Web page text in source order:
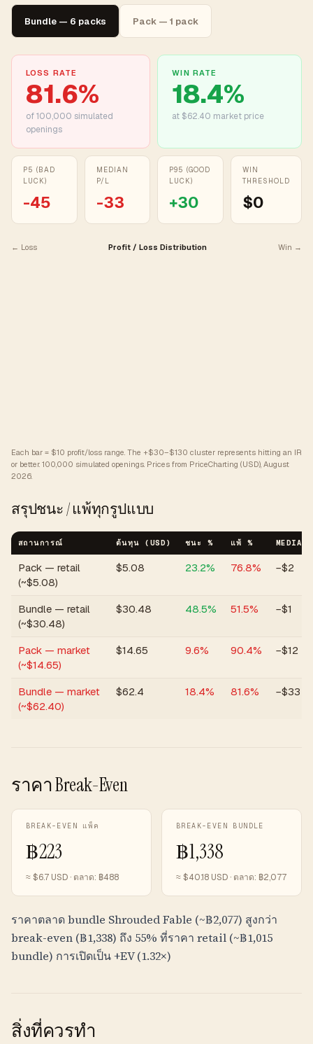
Bundle — 6 packs Pack — 1 pack
LOSS RATE
81.6%
of100,000 simulated
openings
WIN RATE
18.4%
at $62.40 market price
P5 (BAD
LUCK)
-45
MEDIAN
P/L
-33
P95 (GOOD
LUCK)
+30
WIN
THRESHOLD
$0
← Loss Profit / Loss Distribution Win →
Each bar = $10 profit/loss range. The +$30–$130 cluster represents hitting an IR
or better. 100,000 simulated openings. Prices from PriceCharting (USD), August
2026.
สรุปชนะ / แพ้ทุกรูปแบบ
สถานการณ์ ต้นทุน (USD) ชนะ % แพ้ %
Pack — retail
(~$5.08)
$5.08 23.2% 76.8% −$2
Bundle — retail
(~$30.48)
$30.48 48.5% 51.5% −$1
Pack — market
(~$14.65)
$14.65 9.6% 90.4% −$12
Bundle — market
(~$62.40)
$62.4 18.4% 81.6% −$33
ราคา Break-Even
BREAK-EVEN แพ็ค
฿223
≈ $6.7 USD · ตลาด: ฿488
BREAK-EVEN BUNDLE
฿1,338
≈ $40.18 USD · ตลาด: ฿2,077
ราคาตลาด bundle Shrouded Fable (~฿2,077) สูงกว่า
break-even (฿1,338) ถึง 55% ที่ราคา retail (~฿1,015
bundle) การเปิดเป็น +EV (1.32×)
สิ่งที่ควรทำ